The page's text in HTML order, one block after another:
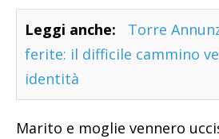
Leggi anche:
Torre
ferite: il difficile cammino
identità
Marito e moglie vennero